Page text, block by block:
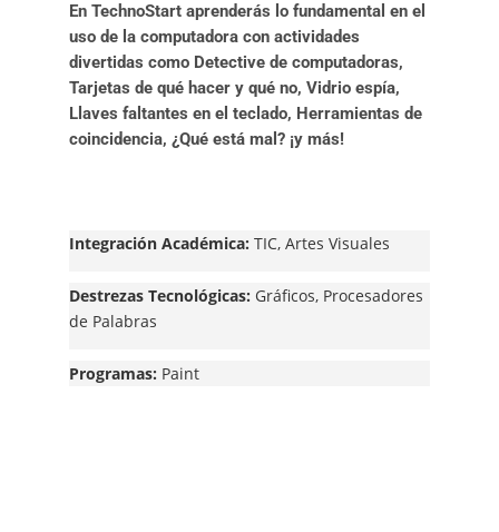
En TechnoStart aprenderás lo fundamental en el
uso de la computadora con actividades
divertidas como Detective de computadoras,
Tarjetas de qué hacer y qué no, Vidrio espía,
Llaves faltantes en el teclado, Herramientas de
coincidencia, ¿Qué está mal? ¡y más!
Integración Académica: TIC, Artes Visuales
Destrezas Tecnológicas: Gráficos, Procesadores
de Palabras
Programas: Paint